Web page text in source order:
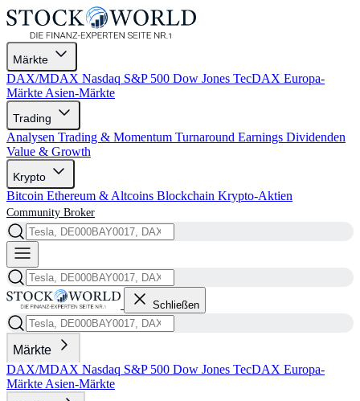
Märkte
DAX/MDAX Nasdaq S&P 500 Dow Jones TecDAX Europa-
Märkte Asien-Märkte
Trading
Analysen Trading & Momentum Turnaround Earnings Dividenden
Value & Growth
Krypto
Bitcoin Ethereum & Altcoins Blockchain Krypto-Aktien
Community Broker
Schließen
Märkte
DAX/MDAX Nasdaq S&P 500 Dow Jones TecDAX Europa-
Märkte Asien-Märkte